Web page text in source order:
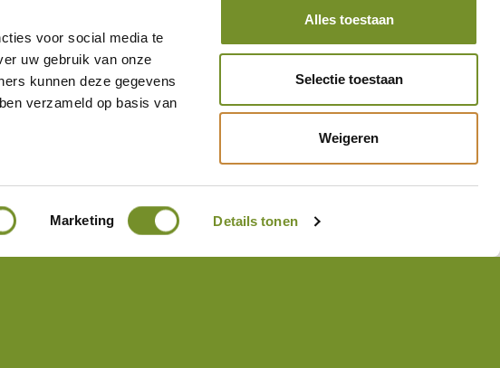
voor social media te
uw gebruik van onze
kunnen deze gegevens
verzameld op basis van
Marketing Details tonen
Alles toestaan
Selectie toestaan
Weigeren
inkl.
inkl. 4 Wandspots
(inkl. Kabel und
P226371
Trafo / Verteiler inkl.
Spots (inkl. Kabel und Splitter)
1 ›